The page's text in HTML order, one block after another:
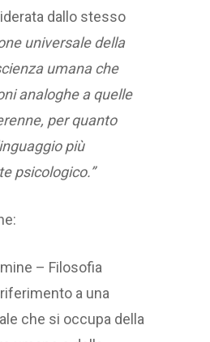
dallo stesso
universale della
umana che
analoghe a quelle
per quanto
più
psicologico.”
– Filosofia
a una
che si occupa della